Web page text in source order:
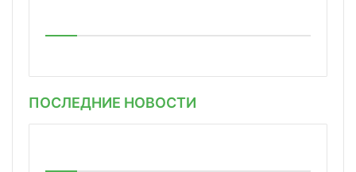
ПОСЛЕДНИЕ НОВОСТИ